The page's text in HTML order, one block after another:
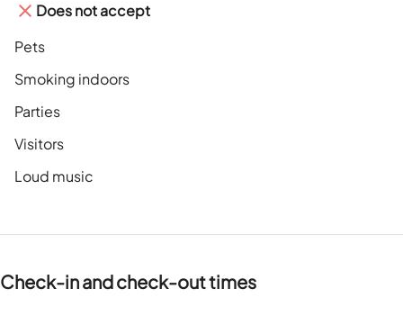
Does not accept
Pets
Smoking indoors
Parties
Visitors
Loud music
Check-in and check-out times